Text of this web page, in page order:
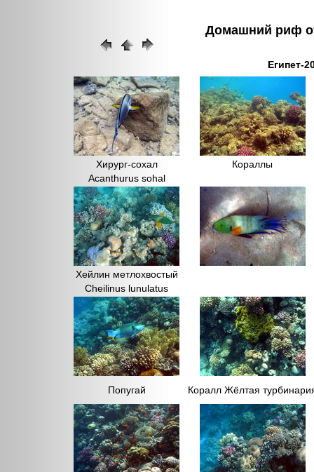
Домашний риф
Египет-
Хирург-сохал
Кораллы
Acanthurus sohal
Хейлин метлохвостый
Cheilinus lunulatus
Попугай Коралл Жёлтая